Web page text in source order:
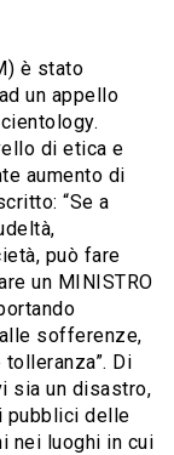
è stato
un appello
di etica e
aumento di
“Se a
può fare
un MINISTRO
sofferenze,
Di
sia un disastro,
pubblici delle
nei luoghi in cui